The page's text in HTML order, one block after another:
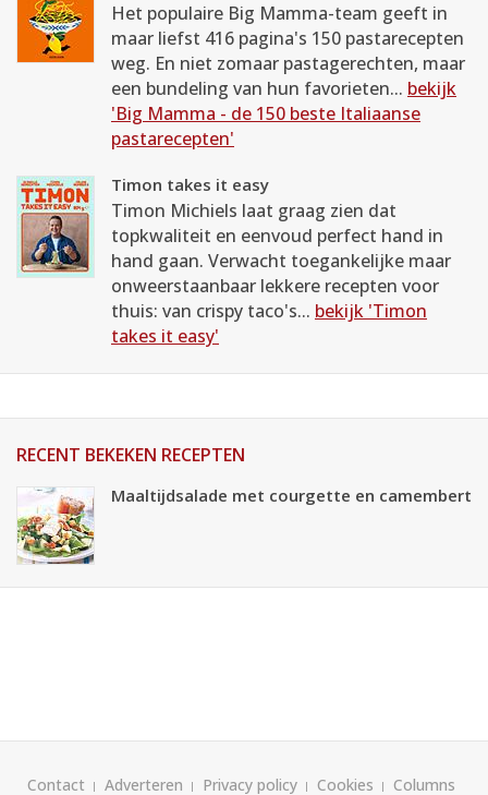
Het populaire Big Mamma-team geeft in
maar liefst 416 pagina's 150 pastarecepten
weg. En niet zomaar pastagerechten, maar
een bundeling van hun favorieten... bekijk
'Big Mamma - de 150 beste Italiaanse
pastarecepten'
Timon takes it easy
Timon Michiels laat graag zien dat
topkwaliteit en eenvoud perfect hand in
hand gaan. Verwacht toegankelijke maar
onweerstaanbaar lekkere recepten voor
thuis: van crispy taco's... bekijk 'Timon
takes it easy'
RECENT BEKEKEN RECEPTEN
Maaltijdsalade met courgette en camembert
Contact Adverteren Privacy policy Cookies Columns